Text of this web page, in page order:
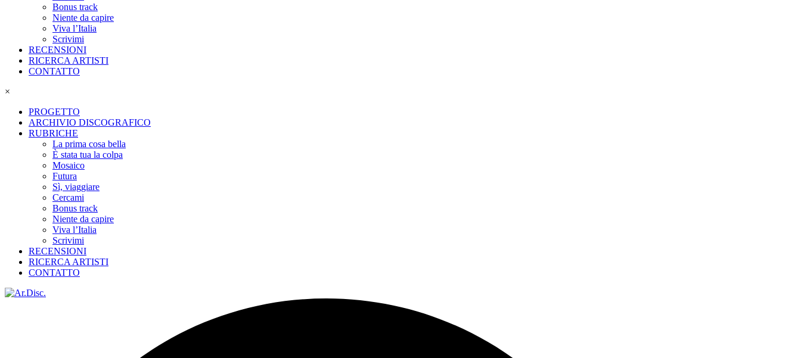
Bonus track
Niente da capire
Viva l’Italia
Scrivimi
RECENSIONI
RICERCA ARTISTI
CONTATTO
×
PROGETTO
ARCHIVIO DISCOGRAFICO
RUBRICHE
La prima cosa bella
È stata tua la colpa
Mosaico
Futura
Sì, viaggiare
Cercami
Bonus track
Niente da capire
Viva l’Italia
Scrivimi
RECENSIONI
RICERCA ARTISTI
CONTATTO